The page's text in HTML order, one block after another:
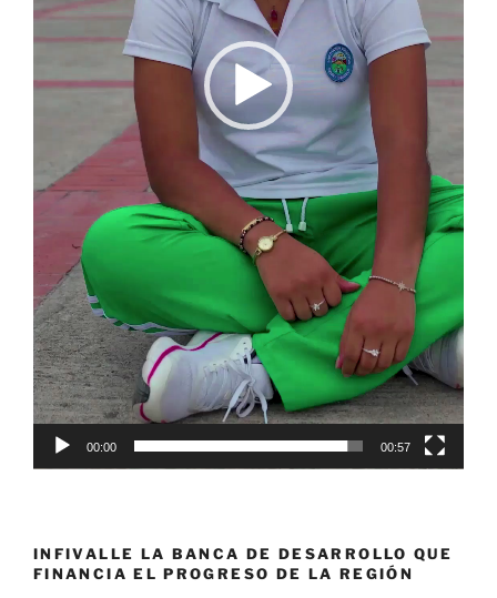
00:00 00:57
INFIVALLE LA BANCA DE DESARROLLO QUE
FINANCIA EL PROGRESO DE LA REGIÓN